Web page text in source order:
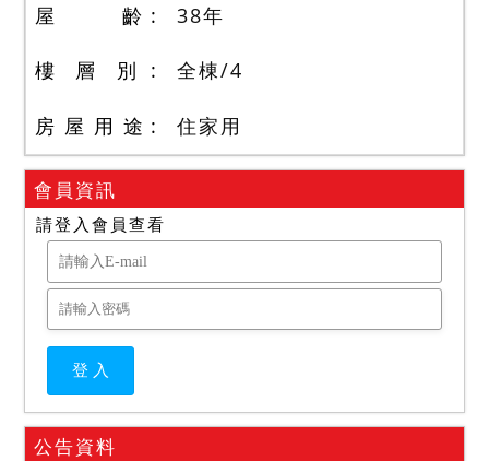
屋 齡 38年
樓 層 別 全棟/4
房 屋 用 途 住家用
會員資訊
請登入會員查看
公告資料